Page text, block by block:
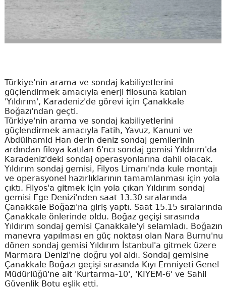
Türkiye'nin arama ve sondaj kabiliyetlerini
güçlendirmek amacıyla enerji filosuna katılan
'Yıldırım', Karadeniz'de görevi için Çanakkale
Boğazı'ndan geçti.
Türkiye'nin arama ve sondaj kabiliyetlerini
güçlendirmek amacıyla Fatih, Yavuz, Kanuni ve
Abdülhamid Han derin deniz sondaj gemilerinin
ardından filoya katılan 6'ncı sondaj gemisi Yıldırım'da
Karadeniz'deki sondaj operasyonlarına dahil olacak.
Yıldırım sondaj gemisi, Filyos Limanı'nda kule montajı
ve operasyonel hazırlıklarının tamamlanması için yola
çıktı. Filyos'a gitmek için yola çıkan Yıldırım sondaj
gemisi Ege Denizi'nden saat 13.30 sıralarında
Çanakkale Boğazı'na giriş yaptı. Saat 15.15 sıralarında
Çanakkale önlerinde oldu. Boğaz geçişi sırasında
Yıldırım sondaj gemisi Çanakkale'yi selamladı. Boğazın
manevra yapılması en güç noktası olan Nara Burnu'nu
dönen sondaj gemisi Yıldırım İstanbul'a gitmek üzere
Marmara Denizi'ne doğru yol aldı. Sondaj gemisine
Çanakkale Boğazı geçişi sırasında Kıyı Emniyeti Genel
Müdürlüğü'ne ait 'Kurtarma-10', 'KIYEM-6' ve Sahil
Güvenlik Botu eşlik etti.